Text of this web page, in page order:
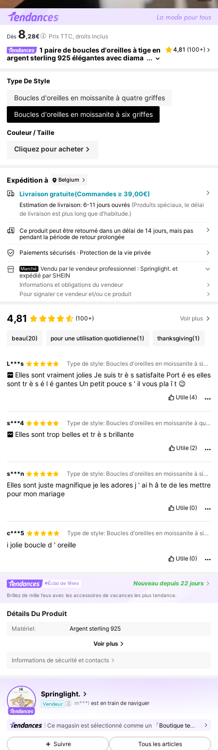
Dès 8,28€ Prix TTC, droits inclus
1 paire de boucles d'oreilles à tige en
argent sterling 925 élégantes avec diama
n anniversaire ou des fiançailles
4,81 (100+)
Type De Style
Boucles d'oreilles en moissanite à quatre griffes
Boucles d'oreilles en moissanite à six griffes
Couleur / Taille
Cliquez pour acheter
Expédition à Belgium
Livraison gratuite(Commandes ≥ 39,00€)
Estimation de livraison: 6-11 jours ouvrés (Produits spéciaux, le délai
de livraison est plus long que d'habitude.)
Ce produit peut être retourné dans un délai de 14 jours, mais pas
pendant la période de retour prolongée
Paiements sécurisés · Protection de la vie privée
Marché
Vendu par le vendeur professionnel : Springlight. et
expédié par SHEIN
Informations et obligations du vendeur
Pour signaler ce vendeur et/ou ce produit
4,81 (100+) Voir plus
beau(20) pour une utilisation quotidienne(1) thanksgiving(1)
L***s Type de style: Boucles d'oreilles en moissanite à six griffes / Couleur: Doré / Taille: 1CT
Elles sont vraiment jolies Je suis tr è s satisfaite Port é es elles
sonttrèsé légantes Un petit pouces ' ilvous plaît 😉
Utile (4)
s***4 Type de style: Boucles d'oreilles en moissanite à quatre griffes / Couleur: Argent / Taille: 0,3 ct
Elles sont trop belles et tr è s brillante
Utile (2)
s***n Type de style: Boucles d'oreilles en moissanite à six griffes / Couleur: Argent / Taille: 0,3 ct
Ellessont juste magnifique je lesadores j 'ai hâtede les mettre
pour mon mariage
Utile (0)
c***5 Type de style: Boucles d'oreilles en moissanite à six griffes / Couleur: Argent / Taille: 0,1 ct
i jolie boucled 'oreille
Utile (0)
#Éclat de fêtes Nouveaudepuis 22 jours
Brillez de mille feux avec les accessoires de vacances les plus tendance.
Détails Du Produit
Matériel: Argent sterling 925
Voir plus
Informations de sécurité et contacts
Springlight.
Vendeur
m***l
4,77
83K Suiveurs
4,77 83K Suiveurs
Ce magasin est sélectionné comme un 「Boutique tendance」
Suivre Tous les articles